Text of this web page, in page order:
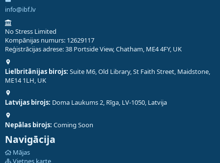
info@ibf.lv
No Stress Limited
Kompānijas numurs: 12629117
Reģistrācijas adrese: 38 Portside View, Chatham, ME4 4FY, UK
Lielbritānijas birojs: Suite M6, Old Library, St Faith Street, Maidstone,
ME14 1LH, UK
Latvijas birojs: Doma Laukums 2, Rīga, LV-1050, Latvija
Nepālas birojs: Coming Soon
Navigācija
Mājas
Vietnes karte